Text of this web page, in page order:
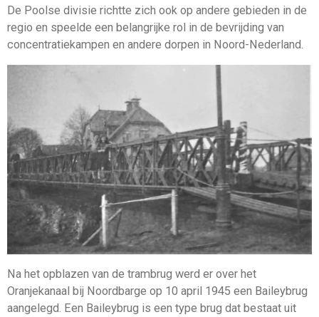
De Poolse divisie richtte zich ook op andere gebieden in de
regio en speelde een belangrijke rol in de bevrijding van
concentratiekampen en andere dorpen in Noord-Nederland.
Na het opblazen van de trambrug werd er over het
Oranjekanaal bij Noordbarge op 10 april 1945 een Baileybrug
aangelegd. Een Baileybrug is een type brug dat bestaat uit